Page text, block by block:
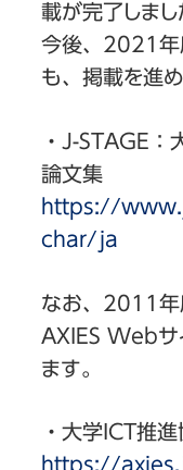
載が完了しま
今後、2021年
も、掲載を進
・J-STAGE：
論文集
https://
char/ja
なお、2011年
AXIES Webサ
ます。
・大学ICT推
https://